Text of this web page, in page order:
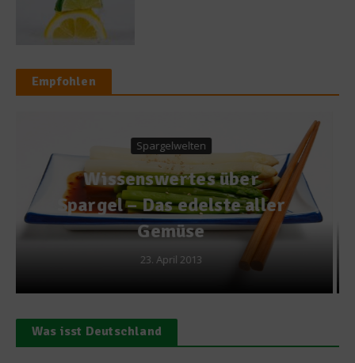
Empfohlen
Biersommelier-
Weltmeister Sebastian
Priller-Riegele im
Interview
Was isst Deutschland